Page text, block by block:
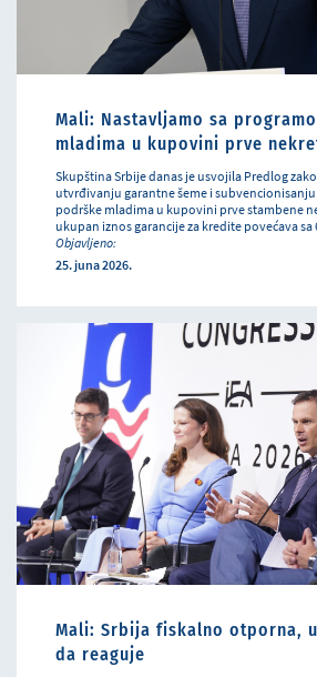
Mali: Nastavljamo sa
mladima u kupovini prve
Skupština Srbije danas je usvojila Predlog
utvrđivanju garantne šeme i
podrške mladima u kupovini prve stambene
ukupan iznos garancije za kredite povećava sa
Objavljeno:
25. juna 2026.
Mali: Srbija fiskalno otporna,
da reaguje